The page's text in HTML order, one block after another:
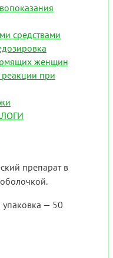
средствами
женщин
реакции при
препарат в
упаковка — 50